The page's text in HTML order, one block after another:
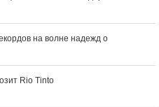
на волне надежд о
Rio Tinto